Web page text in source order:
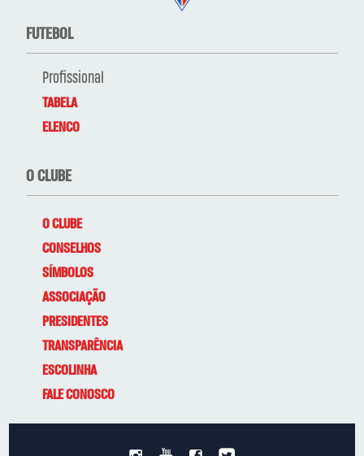
FUTEBOL
Profissional
TABELA
ELENCO
O CLUBE
O CLUBE
CONSELHOS
SÍMBOLOS
ASSOCIAÇÃO
PRESIDENTES
TRANSPARÊNCIA
ESCOLINHA
FALE CONOSCO